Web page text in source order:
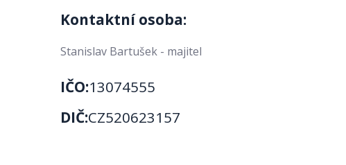
Kontaktní osoba:
Stanislav Bartušek - majitel
IČO:13074555
DIČ:CZ520623157